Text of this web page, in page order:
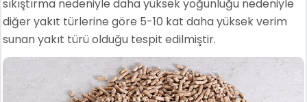
sıkıştırma nedeniyle daha yüksek yoğunluğu nedeniyle
diğer yakıt türlerine göre 5-10 kat daha yüksek verim
sunan yakıt türü olduğu tespit edilmiştir.